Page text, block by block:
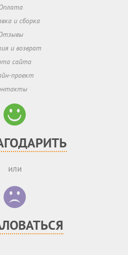
и сборка
и возврат
сайта
проект
или